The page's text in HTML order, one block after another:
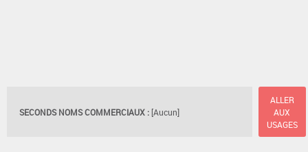
SECONDS NOMS COMMERCIAUX : [Aucun]
ALLER
AUX
USAGES